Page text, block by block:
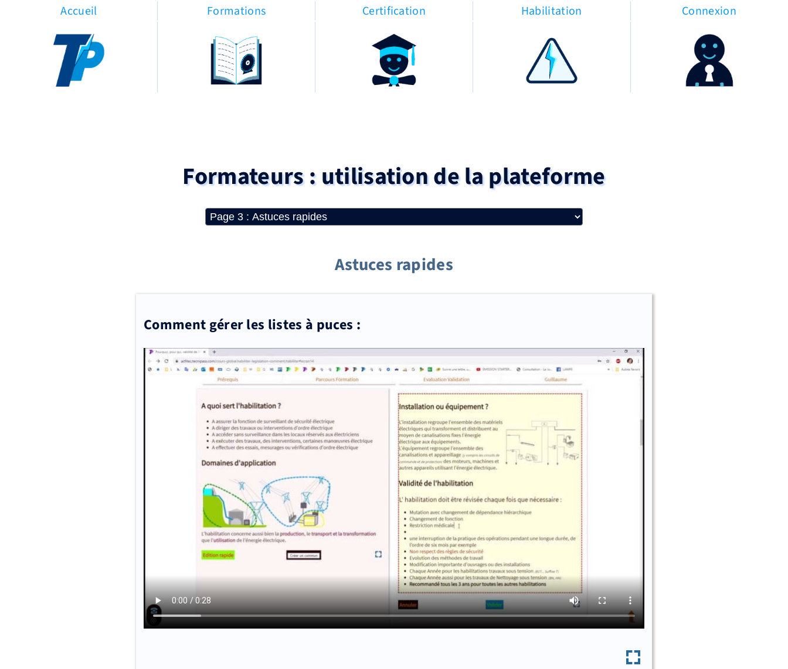
Accueil Formations Certification Habilitation Connexion
Formateurs : utilisation de la plateforme
Astuces rapides
Comment gérer les listes à puces :